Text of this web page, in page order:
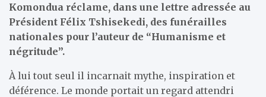
Komondua réclame, dans une lettre adressée au
Président Félix Tshisekedi, des funérailles
nationales pour l’auteur de “Humanisme et
négritude”.
À lui tout seul il incarnait mythe, inspiration et
déférence. Le monde portait un regard attendri